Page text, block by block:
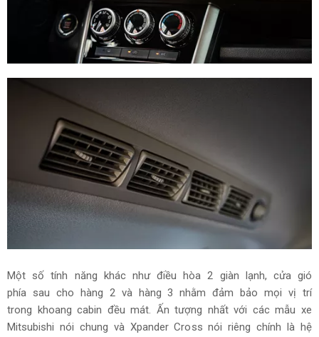
Một số tính năng khác như điều hòa 2 giàn lạnh, cửa gió
phía sau cho hàng 2 và hàng 3 nhằm đảm bảo mọi vị trí
trong khoang cabin đều mát. Ấn tượng nhất với các mẫu xe
Mitsubishi nói chung và Xpander Cross nói riêng chính là hệ